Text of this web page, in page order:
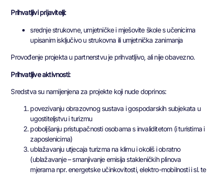
Prihvatljivi prijavitelji:
srednje strukovne, umjetničke i mješovite škole s učenicima
upisanim isključivo u strukovna ili umjetnička zanimanja
Provođenje projekta u partnerstvu je prihvatljivo, ali nije obavezno.
Prihvatljive aktivnosti:
Sredstva su namijenjena za projekte koji nude doprinos:
povezivanju obrazovnog sustava i gospodarskih subjekata u
ugostiteljstvu i turizmu
poboljšanju pristupačnosti osobama s invaliditetom (i turistima i
zaposlenicima)
ublažavanju utjecaja turizma na klimu i okoliš i obratno
(ublažavanje – smanjivanje emisija stakleničkih plinova
mjerama npr. energetske učinkovitosti, elektro-mobilnosti i sl. te